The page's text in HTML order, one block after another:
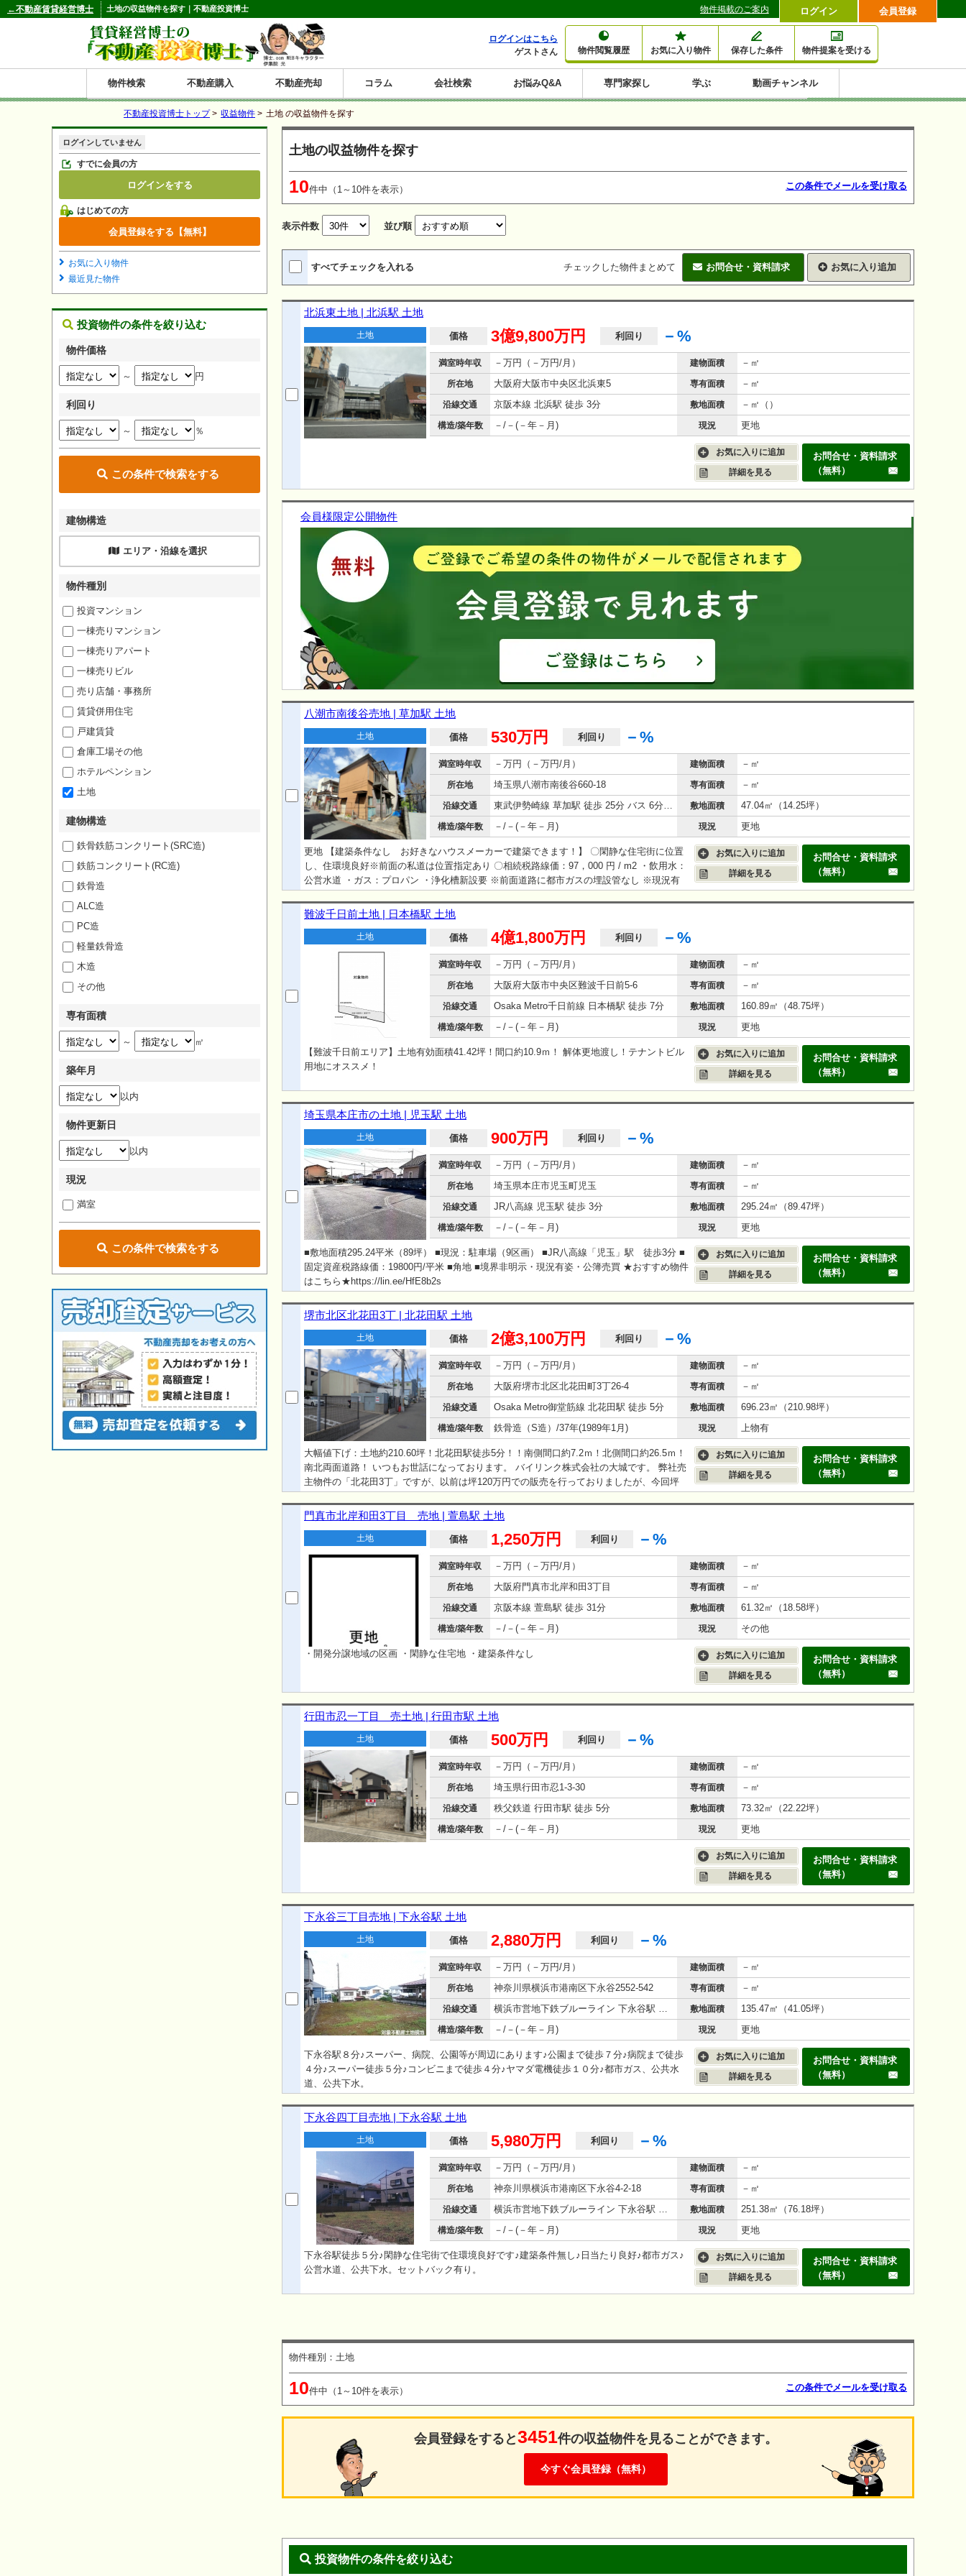
土地の収益物件を探す｜不動産投資博士
物件閲覧履歴 お気に入り物件 保存した条件 物件提案を受ける
ログインはこちら
ゲストさん
物件検索
北
海
道
東
北
青森
秋田
岩手
宮城
山形
福島
関
東
東京
埼玉
神奈川
千葉
茨城
栃木
群馬
信
州・
北
新潟
富山
石川
福井
長野
山梨
東
海
静岡
愛知
岐阜
三重
関
西
大阪
兵庫
京都
滋賀
奈良
和歌山
中
国・
四
鳥取
岡山
島根
広島
山口
香川
徳島
愛媛
高知
九
州
福岡
佐賀
長崎
熊本
大分
宮崎
鹿児島
沖縄 投資マンション
一棟売りアパート
一棟売りマンション
一棟売りビル
店舗・事務所
賃貸併用住宅
ホテルペンション
不動産購入 不動産売却 コラム 会社検索 お悩みQ&A 専門家探し 学ぶ 動画チャンネル
ログイン 会員登録
物件掲載のご案内
←不動産賃貸経営博士
不動産投資博士トップ> 収益物件 > 土地 の収益物件を探す
土地の収益物件を探す
10件中（1～10件を表示） この条件でメールを受け取る
表示件数 並び順
すべてチェックを入れる チェックした物件まとめて お気に入り追加
お問合せ・資料請求
北浜東土地 | 北浜駅 土地
土地 価格 3億9,800万円 利回り －%
満室時年収 －万円（－万円/月） 建物面積 －㎡
所在地 大阪府大阪市中央区北浜東5 専有面積 －㎡
沿線交通 京阪本線 北浜駅 徒歩 3分 敷地面積 －㎡（）
構造/築年数 －/－(－年－月) 現況 更地
お気に入りに追加
詳細を見る
お問合せ・資料請求
（無料）
会員様限定公開物件
八潮市南後谷売地 | 草加駅 土地
土地 価格 530万円 利回り －%
満室時年収 －万円（－万円/月） 建物面積 －㎡
所在地 埼玉県八潮市南後谷660-18 専有面積 －㎡
沿線交通 東武伊勢崎線 草加駅 徒歩 25分 バス 6分 バス停 徒歩2分 敷地面積 47.04㎡（14.25坪）
構造/築年数 －/－(－年－月) 現況 更地
更地 【建築条件なし お好きなハウスメーカーで建築できます！】 〇閑静な住宅街に位置
し、住環境良好※前面の私道は位置指定あり 〇相続税路線価：97，000 円 / m2 ・飲用水：
公営水道 ・ガス：プロパン ・浄化槽新設要 ※前面道路に都市ガスの埋設管なし ※現況有
お気に入りに追加
詳細を見る
お問合せ・資料請求
（無料）
難波千日前土地 | 日本橋駅 土地
土地 価格 4億1,800万円 利回り －%
満室時年収 －万円（－万円/月） 建物面積 －㎡
所在地 大阪府大阪市中央区難波千日前5-6 専有面積 －㎡
沿線交通 Osaka Metro千日前線 日本橋駅 徒歩 7分 敷地面積 160.89㎡（48.75坪）
構造/築年数 －/－(－年－月) 現況 更地
【難波千日前エリア】土地有効面積41.42坪！間口約10.9ｍ！ 解体更地渡し！テナントビル
用地にオススメ！
お気に入りに追加
詳細を見る
お問合せ・資料請求
（無料）
埼玉県本庄市の土地 | 児玉駅 土地
土地 価格 900万円 利回り －%
満室時年収 －万円（－万円/月） 建物面積 －㎡
所在地 埼玉県本庄市児玉町児玉 専有面積 －㎡
沿線交通 JR八高線 児玉駅 徒歩 3分 敷地面積 295.24㎡（89.47坪）
構造/築年数 －/－(－年－月) 現況 更地
■敷地面積295.24平米（89坪） ■現況：駐車場（9区画） ■JR八高線「児玉」駅 徒歩3分 ■
固定資産税路線価：19800円/平米 ■角地 ■境界非明示・現況有姿・公簿売買 ★おすすめ物件
はこちら★https://lin.ee/HfE8b2s
お気に入りに追加
詳細を見る
お問合せ・資料請求
（無料）
堺市北区北花田3丁 | 北花田駅 土地
土地 価格 2億3,100万円 利回り －%
満室時年収 －万円（－万円/月） 建物面積 －㎡
所在地 大阪府堺市北区北花田町3丁26-4 専有面積 －㎡
沿線交通 Osaka Metro御堂筋線 北花田駅 徒歩 5分 敷地面積 696.23㎡（210.98坪）
構造/築年数 鉄骨造（S造）/37年(1989年1月) 現況 上物有
大幅値下げ：土地約210.60坪！北花田駅徒歩5分！！南側間口約7.2ｍ！北側間口約26.5ｍ！
南北両面道路！ いつもお世話になっております。 バイリンク株式会社の大城です。 弊社売
主物件の「北花田3丁」ですが、以前は坪120万円での販売を行っておりましたが、今回坪
介手数料は必要御座いません。 今回の価格改定の理由としましては、弊社の決算月が1月の
為、今期に入れたいというのが理由です。又、弊社で立ち退き交渉を行っておりましたが4
区画ともスムーズに立ち退きに応じて頂き、4月末で全室空室予定になりました。 ですの
で、4月末までは賃料頂き5月からは空になりますので、土地として様々な事が考えられる物
お気に入りに追加
詳細を見る
お問合せ・資料請求
（無料）
門真市北岸和田3丁目 売地 | 萱島駅 土地
土地 価格 1,250万円 利回り －%
満室時年収 －万円（－万円/月） 建物面積 －㎡
所在地 大阪府門真市北岸和田3丁目 専有面積 －㎡
沿線交通 京阪本線 萱島駅 徒歩 31分 敷地面積 61.32㎡（18.58坪）
構造/築年数 －/－(－年－月) 現況 その他
・開発分譲地域の区画 ・閑静な住宅地 ・建築条件なし
お気に入りに追加
詳細を見る
お問合せ・資料請求
（無料）
行田市忍一丁目 売土地 | 行田市駅 土地
土地 価格 500万円 利回り －%
満室時年収 －万円（－万円/月） 建物面積 －㎡
所在地 埼玉県行田市忍1-3-30 専有面積 －㎡
沿線交通 秩父鉄道 行田市駅 徒歩 5分 敷地面積 73.32㎡（22.22坪）
構造/築年数 －/－(－年－月) 現況 更地
お気に入りに追加
詳細を見る
お問合せ・資料請求
（無料）
下永谷三丁目売地 | 下永谷駅 土地
土地 価格 2,880万円 利回り －%
満室時年収 －万円（－万円/月） 建物面積 －㎡
所在地 神奈川県横浜市港南区下永谷2552-542 専有面積 －㎡
沿線交通 横浜市営地下鉄ブルーライン 下永谷駅 徒歩 8分 敷地面積 135.47㎡（41.05坪）
構造/築年数 －/－(－年－月) 現況 更地
下永谷駅８分♪スーパー、病院、公園等が周辺にあります♪公園まで徒歩７分♪病院まで徒歩
４分♪スーパー徒歩５分♪コンビニまで徒歩４分♪ヤマダ電機徒歩１０分♪都市ガス、公共水
道、公共下水。
お気に入りに追加
詳細を見る
お問合せ・資料請求
（無料）
下永谷四丁目売地 | 下永谷駅 土地
土地 価格 5,980万円 利回り －%
満室時年収 －万円（－万円/月） 建物面積 －㎡
所在地 神奈川県横浜市港南区下永谷4-2-18 専有面積 －㎡
沿線交通 横浜市営地下鉄ブルーライン 下永谷駅 徒歩 5分 敷地面積 251.38㎡（76.18坪）
構造/築年数 －/－(－年－月) 現況 更地
下永谷駅徒歩５分♪閑静な住宅街で住環境良好です♪建築条件無し♪日当たり良好♪都市ガス♪
公営水道、公共下水。セットバック有り。
お気に入りに追加
詳細を見る
お問合せ・資料請求
（無料）
物件種別：土地
10件中（1～10件を表示） この条件でメールを受け取る
会員登録をすると3451件の収益物件を見ることができます。
今すぐ会員登録（無料）
投資物件の条件を絞り込む
ログインしていません
すでに会員の方
ログインをする
はじめての方
会員登録をする【無料】
お気に入り物件
最近見た物件
投資物件の条件を絞り込む
物件価格
～ 円
利回り
～ ％
この条件で検索をする
建物構造
エリア・沿線を選択
物件種別
投資マンション
一棟売りマンション
一棟売りアパート
一棟売りビル
売り店舗・事務所
賃貸併用住宅
戸建賃貸
倉庫工場その他
ホテルペンション
土地
建物構造
鉄骨鉄筋コンクリート(SRC造)
鉄筋コンクリート(RC造)
鉄骨造
ALC造
PC造
軽量鉄骨造
木造
その他
専有面積
～ ㎡
築年月
以内
物件更新日
以内
現況
満室
この条件で検索をする